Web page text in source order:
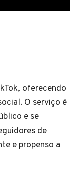
oferecendo
O serviço é
e se
de
e propenso a